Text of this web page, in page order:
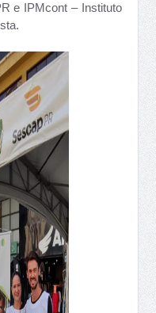
e IPMcont – Instituto